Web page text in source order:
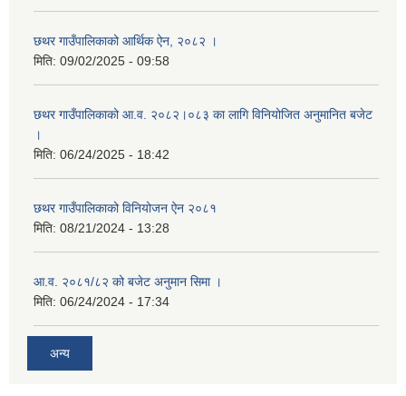
छथर गाउँपालिकाको आर्थिक ऐन, २०८२ ।
मिति: 09/02/2025 - 09:58
छथर गाउँपालिकाको आ.व. २०८२।०८३ का लागि विनियोजित अनुमानित बजेट
।
मिति: 06/24/2025 - 18:42
छथर गाउँपालिकाको विनियोजन ऐन २०८१
मिति: 08/21/2024 - 13:28
आ.व. २०८१/८२ को बजेट अनुमान सिमा ।
मिति: 06/24/2024 - 17:34
अन्य